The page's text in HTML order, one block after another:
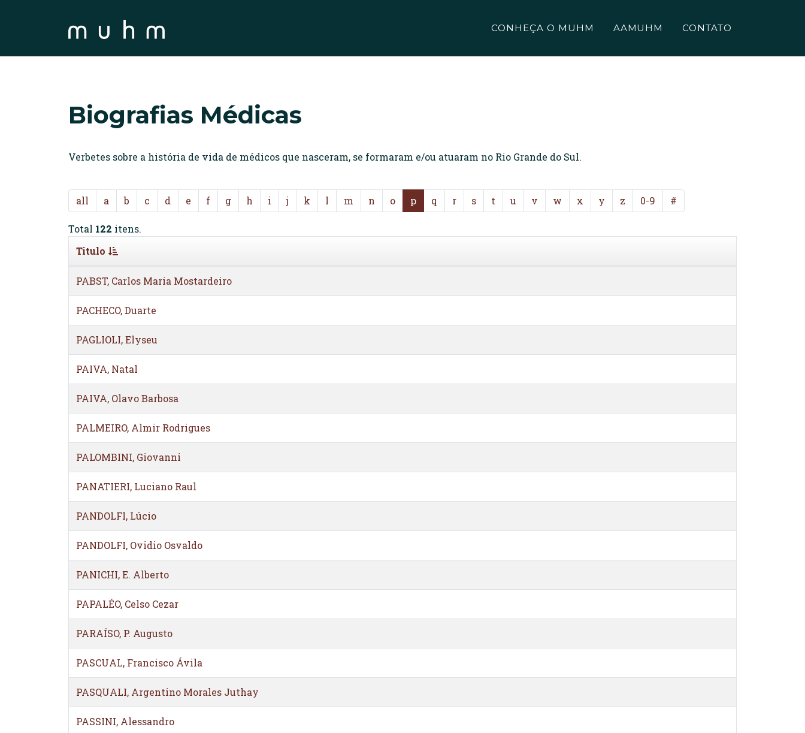
CONHEÇA O MUHM AAMUHM CONTATO
Biografias Médicas
Verbetes sobre a história de vida de médicos que nasceram, se formaram e/ou atuaram no Rio Grande do Sul.
all a b c d e f g h i j k l m n o p q r s t u v w x y z 0-9 #
Total 122 itens.
Titulo
PABST, Carlos Maria Mostardeiro
PACHECO, Duarte
PAGLIOLI, Elyseu
PAIVA, Natal
PAIVA, Olavo Barbosa
PALMEIRO, Almir Rodrigues
PALOMBINI, Giovanni
PANATIERI, Luciano Raul
PANDOLFI, Lúcio
PANDOLFI, Ovidio Osvaldo
PANICHI, E. Alberto
PAPALÉO, Celso Cezar
PARAÍSO, P. Augusto
PASCUAL, Francisco Ávila
PASQUALI, Argentino Morales Juthay
PASSINI, Alessandro